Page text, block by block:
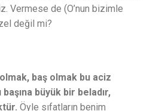
Vermese de (O’nun bizimle
değil mi?
baş olmak bu aciz
büyük bir beladır,
Öyle sıfatların benim